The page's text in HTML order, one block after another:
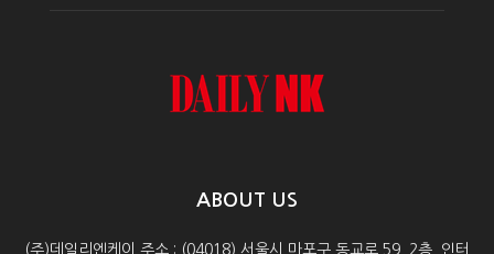
ABOUT US
(주)데일리엔케이 주소 : (04018) 서울시 마포구 동교로 59, 2층, 인터